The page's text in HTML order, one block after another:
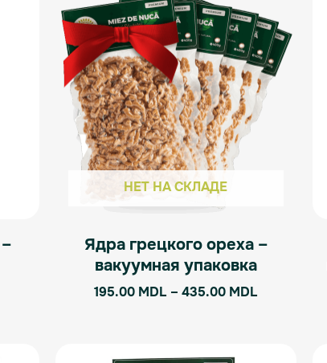
НЕТ НА СКЛАДЕ
Ядра грецкого ореха –
вакуумная упаковка
195.00 MDL – 435.00 MDL
195.00 MDL
–
435.00 MDL
товар
имеет
несколько
вариаций.
Опции
можно
выбрать
на
товара.
Этот